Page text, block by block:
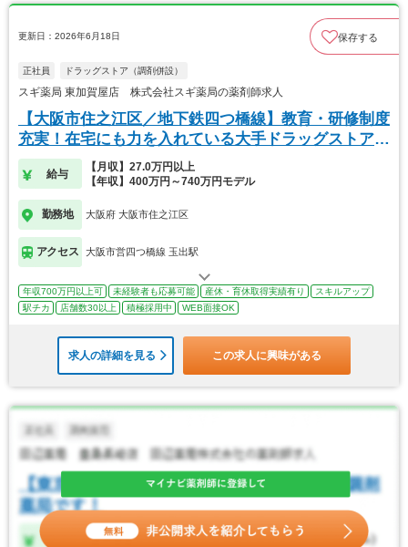
更新日：2026年6月18日 保存する
正社員 ドラッグストア（調剤併設）
スギ薬局 東加賀屋店 株式会社スギ薬局の薬剤師求人
【大阪市住之江区／地下鉄四つ橋線】教育・研修制度
充実！在宅にも力を入れている大手ドラッグストアで
す。
給与
【月収】27.0万円以上
【年収】400万円～740万円モデル
勤務地 大阪府 大阪市住之江区
アクセス 大阪市営四つ橋線 玉出駅
年収700万円以上可 未経験者も応募可能 産休・育休取得実績有り
スキルアップ
駅チカ
店舗数30以上 積極採用中 WEB面接OK
求人の詳細を見る この求人に興味がある